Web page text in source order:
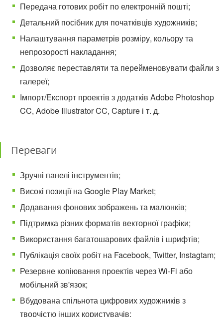
Передача готових робіт по електронній пошті;
Детальний посібник для початківців художників;
Налаштування параметрів розміру, кольору та
непрозорості накладання;
Дозволяє переставляти та перейменовувати файли з
галереї;
Імпорт/Експорт проектів з додатків Adobe Photoshop
CC, Adobe Illustrator CC, Capture і т. д.
Переваги
Зручні панелі інструментів;
Високі позиції на Google Play Market;
Додавання фонових зображень та малюнків;
Підтримка різних форматів векторної графіки;
Використання багатошарових файлів і шрифтів;
Публікація своїх робіт на Facebook, Twitter, Instagtam;
Резервне копіювання проектів через Wi-Fi або
мобільний зв'язок;
Вбудована спільнота цифрових художників з
творчістю інших користувачів;